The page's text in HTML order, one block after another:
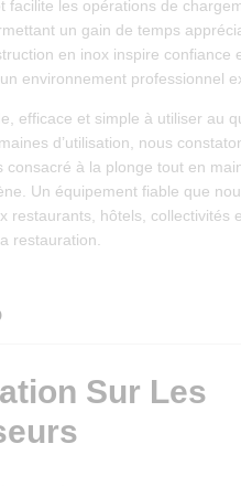
facilite les opérations de
un gain de temps
en inox inspire confiance
environnement professionnel
efficace et simple à utiliser au
d’utilisation, nous
consacré à la plonge tout en
Un équipement fiable que
restaurants, hôtels, collectivités
restauration.
Sur Les